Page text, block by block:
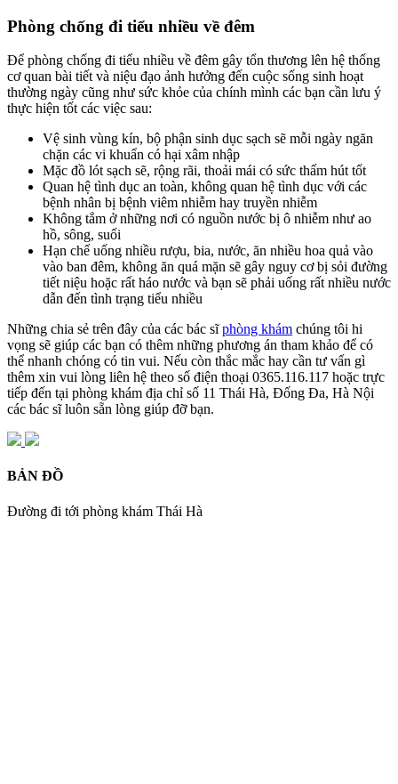
Phòng chống đi tiểu nhiều về đêm
Để phòng chống đi tiểu nhiều về đêm gây tổn thương lên hệ thống
cơ quan bài tiết và niệu đạo ảnh hưởng đến cuộc sống sinh hoạt
thường ngày cũng như sức khỏe của chính mình các bạn cần lưu ý
thực hiện tốt các việc sau:
Vệ sinh vùng kín, bộ phận sinh dục sạch sẽ mỗi ngày ngăn
chặn các vi khuẩn có hại xâm nhập
Mặc đồ lót sạch sẽ, rộng rãi, thoải mái có sức thấm hút tốt
Quan hệ tình dục an toàn, không quan hệ tình dục với các
bệnh nhân bị bệnh viêm nhiễm hay truyền nhiễm
Không tắm ở những nơi có nguồn nước bị ô nhiễm như ao
hồ, sông, suối
Hạn chế uống nhiều rượu, bia, nước, ăn nhiều hoa quả vào
vào ban đêm, không ăn quá mặn sẽ gây nguy cơ bị sỏi đường
tiết niệu hoặc rất háo nước và bạn sẽ phải uống rất nhiều nước
dẫn đến tình trạng tiểu nhiều
Những chia sẻ trên đây của các bác sĩphòng khám chúng tôi hi
vọng sẽ giúp các bạn có thêm những phương án tham khảo để có
thể nhanh chóng có tin vui. Nếu còn thắc mắc hay cần tư vấn gì
thêm xin vui lòng liên hệ theo số điện thoại 0365.116.117 hoặc trực
tiếp đến tại phòng khám địa chỉ số 11 Thái Hà, Đống Đa, Hà Nội
các bác sĩ luôn sẵn lòng giúp đỡ bạn.
BẢN ĐỒ
Đường đi tới phòng khám Thái Hà